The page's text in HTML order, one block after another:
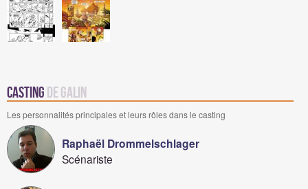
Casting de Galin
Les personnalités principales et leurs rôles dans le casting
Raphaël Drommelschlager
Scénariste